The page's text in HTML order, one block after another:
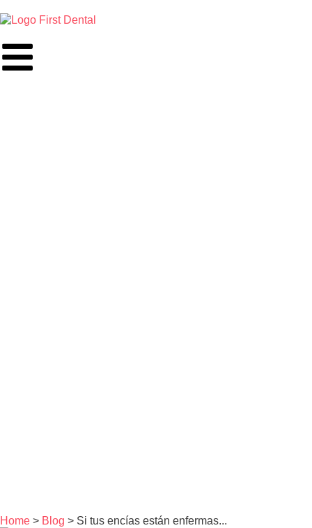
Home > Blog > Si tus encías están enfermas...